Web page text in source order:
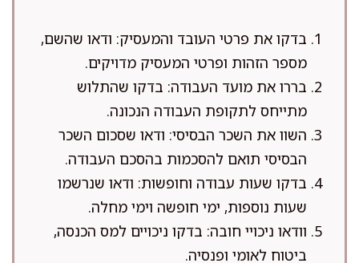
בדקו את פרטי העובד והמעסיק: ודאו שהשם,
מספר הזהות ופרטי המעסיק מדויקים.
בררו את מועד העבודה: בדקו שהתלוש
מתייחס לתקופת העבודה הנכונה.
השוו את השכר הבסיסי: ודאו שסכום השכר
הבסיסי תואם להסכמות בהסכם העבודה.
בדקו שעות עבודה וחופשות: ודאו שנרשמו
שעות נוספות, ימי חופשה וימי מחלה.
וודאו ניכויי חובה: בדקו ניכויים למס הכנסה,
ביטוח לאומי ופנסיה.